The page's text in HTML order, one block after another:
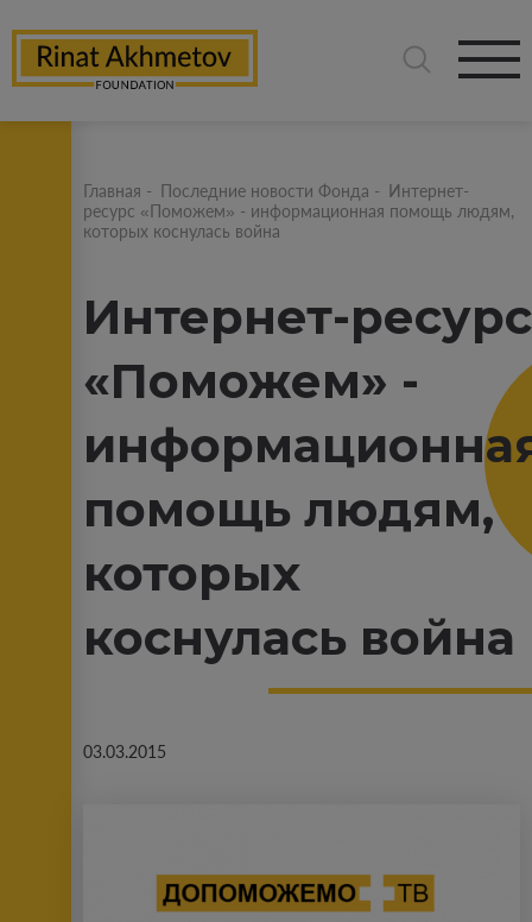
Главная - Последние новости Фонда - Интернет-
ресурс «Поможем» - информационная помощь людям,
которых коснулась война
Интернет-ресурс
«Поможем» -
помощь людям,
которых
коснулась война
03.03.2015